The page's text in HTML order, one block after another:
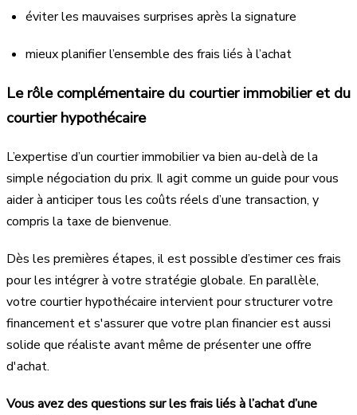
éviter les mauvaises surprises après la signature
mieux planifier l’ensemble des frais liés à l’achat
Le rôle complémentaire du courtier immobilier et du
courtier hypothécaire
L’expertise d’un courtier immobilier va bien au-delà de la
simple négociation du prix. Il agit comme un guide pour vous
aider à anticiper tous les coûts réels d’une transaction, y
compris la taxe de bienvenue.
Dès les premières étapes, il est possible d’estimer ces frais
pour les intégrer à votre stratégie globale. En parallèle,
votre courtier hypothécaire intervient pour structurer votre
financement et s'assurer que votre plan financier est aussi
solide que réaliste avant même de présenter une offre
d'achat.
Vous avez des questions sur les frais liés à l’achat d’une